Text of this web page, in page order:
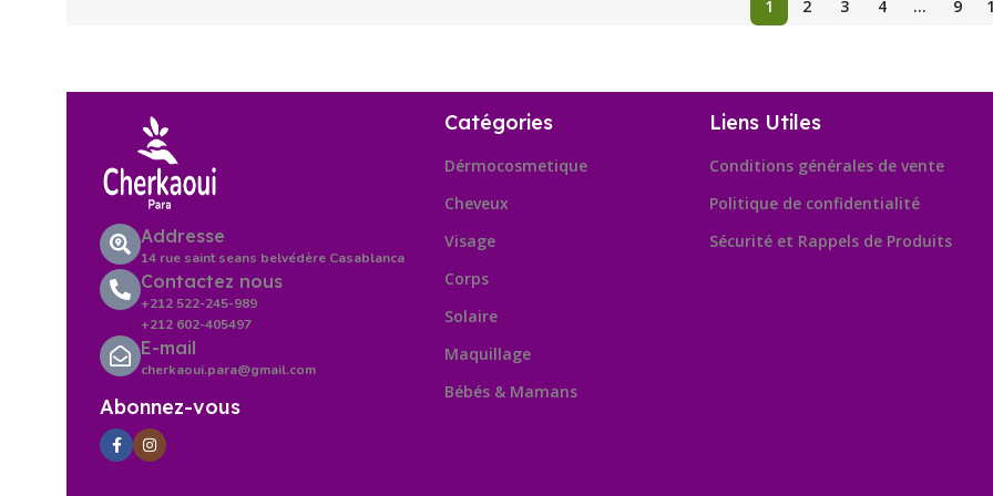
1 2 3 4 … 9
Addresse
14 rue saint seans belvédère Casablanca
Contactez nous
+212 522-245-989
+212 602-405497
E-mail
cherkaoui.para@gmail.com
Abonnez-vous
Catégories
Dérmocosmetique
Cheveux
Visage
Corps
Solaire
Maquillage
Bébés & Mamans
Liens Utiles
Conditions générales de vente
Politique de confidentialité
Sécurité et Rappels de Produits